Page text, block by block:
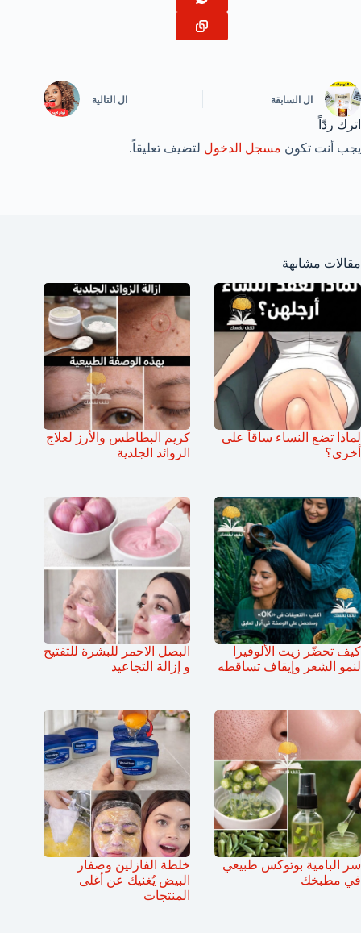
ال السابقة ال التالية
اترك ردّاً
يجب أنت تكون مسجل الدخول لتضيف تعليقاً.
مقالات مشابهة
لماذا تضع النساء ساقاً على
أخرى؟
كريم البطاطس والأرز لعلاج
الزوائد الجلدية
كيف تحضّر زيت الألوفيرا
لنمو الشعر وإيقاف تساقطه
البصل الاحمر للبشرة للتفتيح
و إزالة التجاعيد
سر البامية بوتوكس طبيعي
في مطبخك
خلطة الفازلين وصفار
البيض يُغنيك عن أغلى
المنتجات